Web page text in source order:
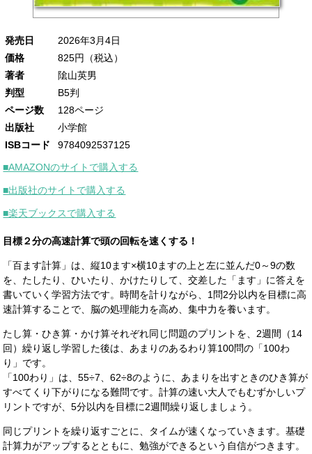
発売日
2026年3月4日
価格
825円（税込）
著者
隂山英男
判型
B5判
ページ数
‎128ページ
出版社
小学館
ISBコード
9784092537125
■AMAZONのサイトで購入する
■出版社のサイトで購入する
■楽天ブックスで購入する
目標２分の高速計算で頭の回転を速くする！
「百ます計算」は、縦10ます×横10ますの上と左に並んだ0～9の数
を、たしたり、ひいたり、かけたりして、交差した「ます」に答えを
書いていく学習方法です。時間を計りながら、1問2分以内を目標に高
速計算することで、脳の処理能力を高め、集中力を養います。
たし算・ひき算・かけ算それぞれ同じ問題のプリントを、2週間（14
回）繰り返し学習した後は、あまりのあるわり算100問の「100わ
り」です。
「100わり」は、55÷7、62÷8のように、あまりを出すときのひき算が
すべてくり下がりになる難問です。計算の速い大人でもむずかしいプ
リントですが、5分以内を目標に2週間繰り返しましょう。
同じプリントを繰り返すごとに、タイムが速くなっていきます。基礎
計算力がアップするとともに、勉強ができるという自信がつきます。